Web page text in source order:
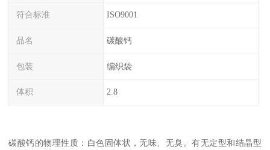
符合标准 ISO9001
品名 碳酸钙
包装 编织袋
体积 2.8
碳酸钙的物理性质：白色固体状，无味、无臭。有无定型和结晶型